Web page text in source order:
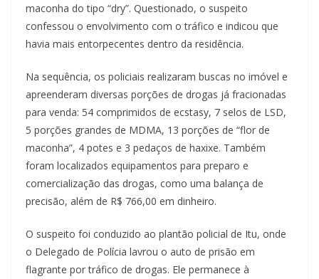
maconha do tipo “dry”. Questionado, o suspeito
confessou o envolvimento com o tráfico e indicou que
havia mais entorpecentes dentro da residência.
Na sequência, os policiais realizaram buscas no imóvel e
apreenderam diversas porções de drogas já fracionadas
para venda: 54 comprimidos de ecstasy, 7 selos de LSD,
5 porções grandes de MDMA, 13 porções de “flor de
maconha”, 4 potes e 3 pedaços de haxixe. Também
foram localizados equipamentos para preparo e
comercialização das drogas, como uma balança de
precisão, além de R$ 766,00 em dinheiro.
O suspeito foi conduzido ao plantão policial de Itu, onde
o Delegado de Polícia lavrou o auto de prisão em
flagrante por tráfico de drogas. Ele permanece à